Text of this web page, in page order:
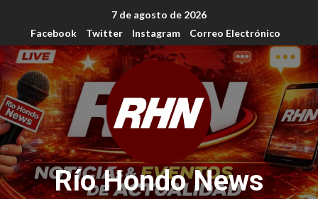
7 de agosto de 2026
Facebook
Twitter Instagram Correo Electrónico
Río Hondo News